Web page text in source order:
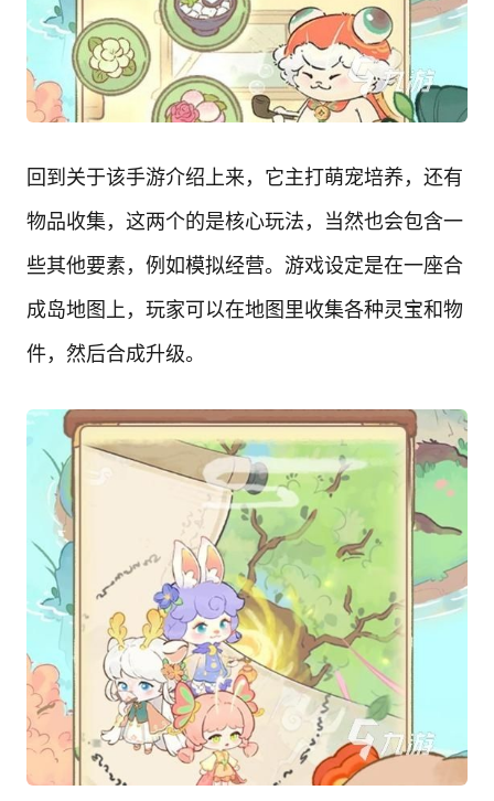
回到关于该手游介绍上来，它主打萌宠培养，还有
物品收集，这两个的是核心玩法，当然也会包含一
些其他要素，例如模拟经营。游戏设定是在一座合
成岛地图上，玩家可以在地图里收集各种灵宝和物
件，然后合成升级。